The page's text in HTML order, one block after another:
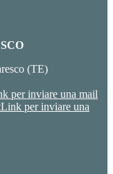
(TE)
per inviare una mail
Link per inviare una